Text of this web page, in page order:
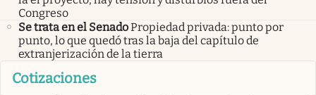
Congreso
Se trata en el SenadoPropiedad privada: punto por
punto, lo que quedó tras la baja del capítulo de
extranjerización de la tierra
Cotizaciones